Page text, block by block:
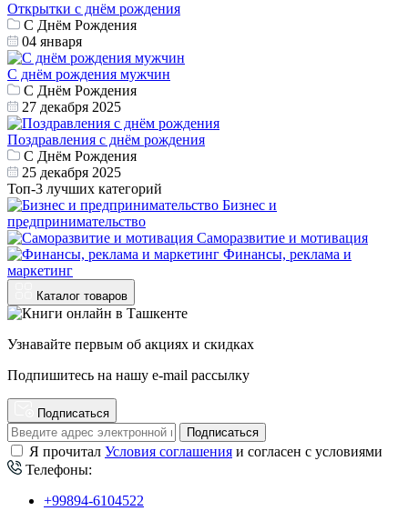
Открытки с днём рождения
С Днём Рождения
04 января
С днём рождения мужчин
С Днём Рождения
27 декабря 2025
Поздравления с днём рождения
С Днём Рождения
25 декабря 2025
Топ-3 лучших категорий
Бизнес и
предпринимательство
Саморазвитие и мотивация
Финансы, реклама и
маркетинг
Каталог товаров
Узнавайте первым об акциях и скидках
Подпишитесь на нашу e-mail рассылку
Подписаться
Подписаться
Я прочитал Условия соглашения и согласен с условиями
Телефоны:
+99894-6104522